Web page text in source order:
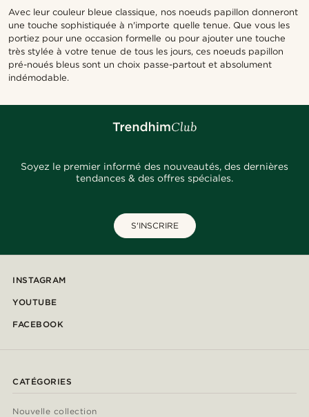
Avec leur couleur bleue classique, nos noeuds papillon donneront
une touche sophistiquée à n'importe quelle tenue. Que vous les
portiez pour une occasion formelle ou pour ajouter une touche
très stylée à votre tenue de tous les jours, ces noeuds papillon
pré-noués bleus sont un choix passe-partout et absolument
indémodable.
Soyez le premier informé des nouveautés, des dernières
tendances & des offres spéciales.
S'INSCRIRE
INSTAGRAM
YOUTUBE
FACEBOOK
CATÉGORIES
Nouvelle collection